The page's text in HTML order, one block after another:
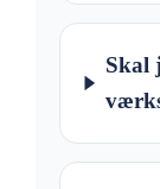
Skal